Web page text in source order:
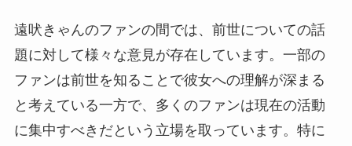
遠吠きゃんのファンの間では、前世についての話
題に対して様々な意見が存在しています。一部の
ファンは前世を知ることで彼女への理解が深まる
と考えている一方で、多くのファンは現在の活動
に集中すべきだという立場を取っています。特に